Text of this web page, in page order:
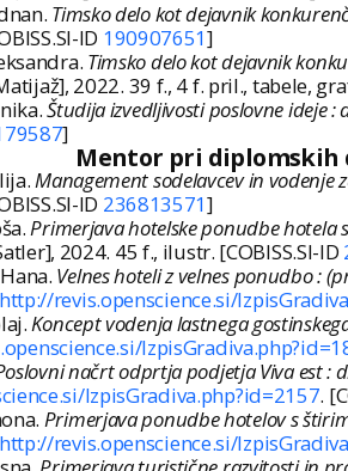
Timsko delo kot dejavnik
ID 190907651]
Timsko delo kot dejavnik
2022. 39 f., 4 f. pril., tabele,
Študija izvedljivosti poslovne ideje :
]
Mentor pri diplomskih
Management sodelavcev in vodenje
ID 236813571]
Primerjava hotelske ponudbe hotela
2024. 45 f., ilustr. [COBISS.SI-ID
Velnes hoteli z velnes ponudbo :
http://revis.openscience.si/
Koncept vodenja lastnega
načrt odprtja podjetja Viva est :
IzpisGradiva.php?id=2157.
Primerjava ponudbe hotelov s
http://revis.openscience.si/